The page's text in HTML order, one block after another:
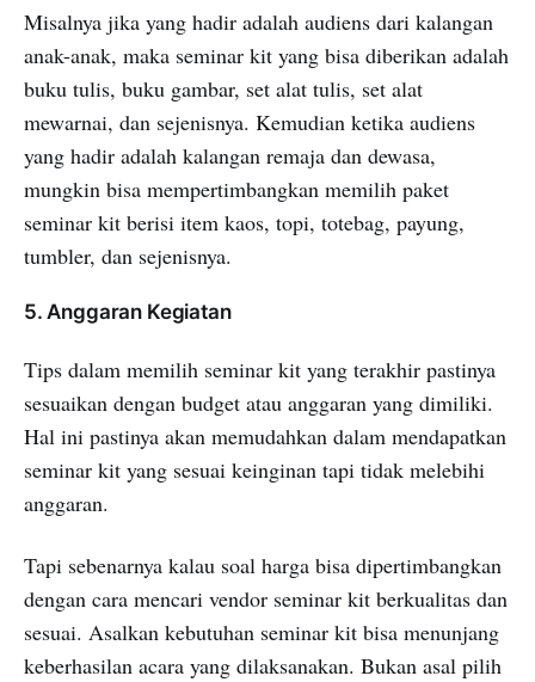
Misalnya jika yang hadir adalah audiens dari kalangan
anak-anak, maka seminar kit yang bisa diberikan adalah
buku tulis, buku gambar, set alat tulis, set alat
mewarnai, dan sejenisnya. Kemudian ketika audiens
yang hadir adalah kalangan remaja dan dewasa,
mungkin bisa mempertimbangkan memilih paket
seminar kit berisi item kaos, topi, totebag, payung,
tumbler, dan sejenisnya.
5. Anggaran Kegiatan
Tips dalam memilih seminar kit yang terakhir pastinya
sesuaikan dengan budget atau anggaran yang dimiliki.
Hal ini pastinya akan memudahkan dalam mendapatkan
seminar kit yang sesuai keinginan tapi tidak melebihi
anggaran.
Tapi sebenarnya kalau soal harga bisa dipertimbangkan
dengan cara mencari vendor seminar kit berkualitas dan
sesuai. Asalkan kebutuhan seminar kit bisa menunjang
keberhasilan acara yang dilaksanakan. Bukan asal pilih